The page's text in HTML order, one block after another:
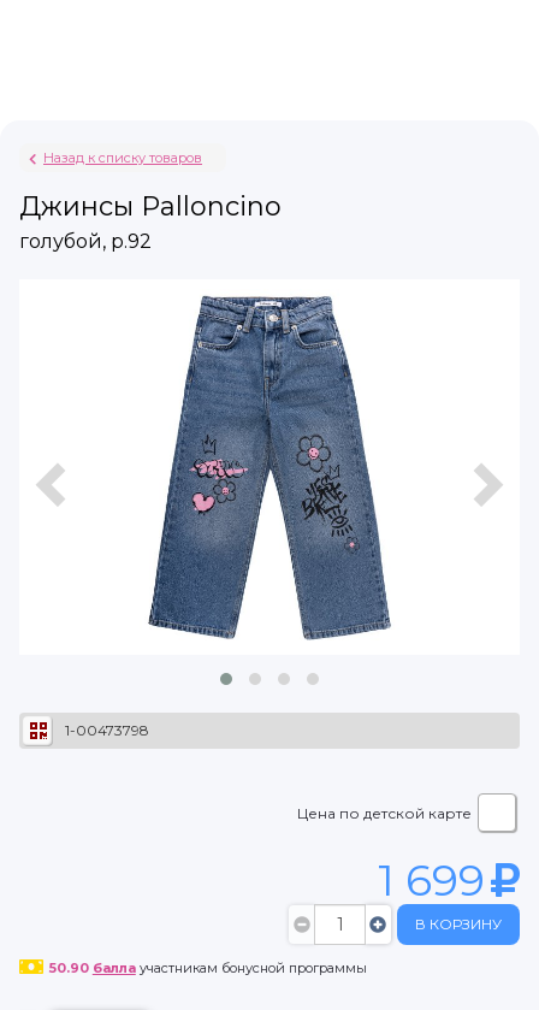
Назад к списку товаров
Джинсы Palloncino
голубой, р.92
1-00473798
Цена по детской карте
1 699
В КОРЗИНУ
50.90 баллаучастникам бонусной программы